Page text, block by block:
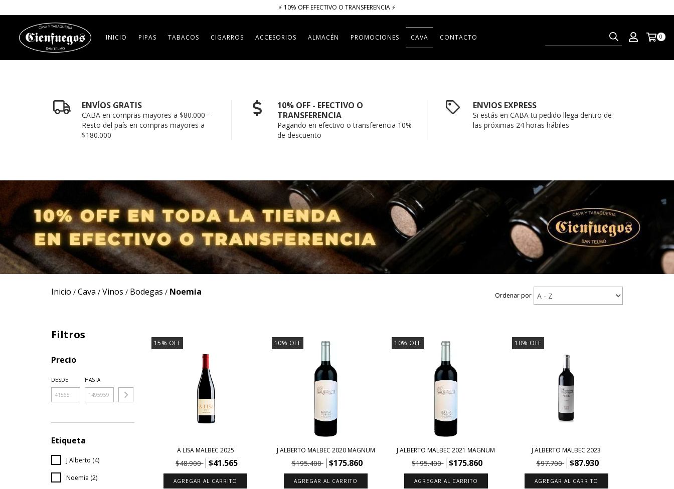
⚡​​​ 10% OFF EFECTIVO O TRANSFERENCIA ⚡​
INICIO PIPAS TABACOS CIGARROS ACCESORIOS ALMACÉN PROMOCIONES CAVA CONTACTO 0
ENVÍOS GRATIS
CABA en compras mayores a $80.000 -
Resto del país en compras mayores a
$180.000
10% OFF - EFECTIVO O
TRANSFERENCIA
Pagando en efectivo o transferencia 10%
de descuento
ENVIOS EXPRESS
Si estás en CABA tu pedido llega dentro de
las próximas 24 horas hábiles
Inicio / Cava / Vinos / Bodegas / Noemia Ordenar por
Filtros
Precio
DESDE HASTA
Etiqueta
J Alberto (4)
Noemia (2)
15% OFF
A LISA MALBEC 2025
$48.900 $41.565
10% OFF
J ALBERTO MALBEC 2020 MAGNUM
$195.400 $175.860
10% OFF
J ALBERTO MALBEC 2021 MAGNUM
$195.400 $175.860
10% OFF
J ALBERTO MALBEC 2023
$97.700 $87.930